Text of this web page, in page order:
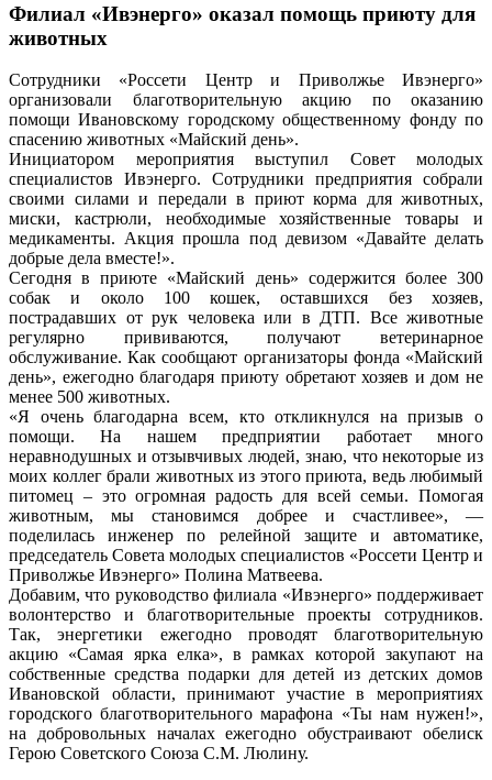
Филиал «Ивэнерго» оказал помощь приюту для
животных
Сотрудники «Россети Центр и Приволжье Ивэнерго»
организовали благотворительную акцию по оказанию
помощи Ивановскому городскому общественному фонду по
спасению животных «Майский день».
Инициатором мероприятия выступил Совет молодых
специалистов Ивэнерго. Сотрудники предприятия собрали
своими силами и передали в приют корма для животных,
миски, кастрюли, необходимые хозяйственные товары и
медикаменты. Акция прошла под девизом «Давайте делать
добрые дела вместе!».
Сегодня в приюте «Майский день» содержится более 300
собак и около 100 кошек, оставшихся без хозяев,
пострадавших от рук человека или в ДТП. Все животные
регулярно прививаются, получают ветеринарное
обслуживание. Как сообщают организаторы фонда «Майский
день», ежегодно благодаря приюту обретают хозяев и дом не
менее 500 животных.
«Я очень благодарна всем, кто откликнулся на призыв о
помощи. На нашем предприятии работает много
неравнодушных и отзывчивых людей, знаю, что некоторые из
моих коллег брали животных из этого приюта, ведь любимый
питомец – это огромная радость для всей семьи. Помогая
животным, мы становимся добрее и счастливее», —
поделилась инженер по релейной защите и автоматике,
председатель Совета молодых специалистов «Россети Центр и
Приволжье Ивэнерго» Полина Матвеева.
Добавим, что руководство филиала «Ивэнерго» поддерживает
волонтерство и благотворительные проекты сотрудников.
Так, энергетики ежегодно проводят благотворительную
акцию «Самая ярка елка», в рамках которой закупают на
собственные средства подарки для детей из детских домов
Ивановской области, принимают участие в мероприятиях
городского благотворительного марафона «Ты нам нужен!»,
на добровольных началах ежегодно обустраивают обелиск
Герою Советского Союза С.М. Люлину.